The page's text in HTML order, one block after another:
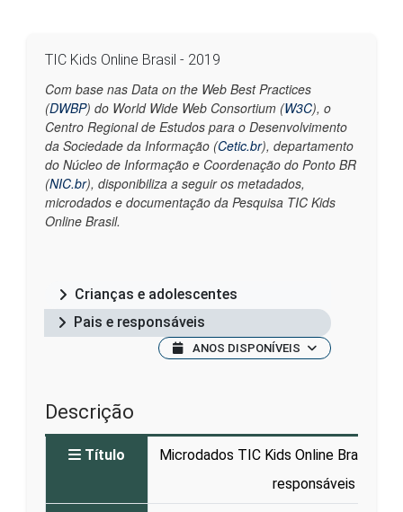
TIC Kids Online Brasil - 2019
Com base nas Data on the Web Best Practices
(DWBP) do World Wide Web Consortium (W3C), o
Centro Regional de Estudos para o Desenvolvimento
da Sociedade da Informação (Cetic.br), departamento
do Núcleo de Informação e Coordenação do Ponto BR
(NIC.br), disponibiliza a seguir os metadados,
microdados e documentação da Pesquisa TIC Kids
Online Brasil.
Crianças e adolescentes
Pais e responsáveis
ANOS DISPONÍVEIS
Descrição
Título
Microdados TIC Kids Online Brasil -
responsáveis